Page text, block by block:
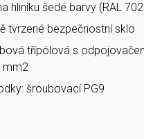
hliníku šedé barvy (RAL
tvrzené bezpečnostní sklo
třípólová s
mm2
šroubovací PG9